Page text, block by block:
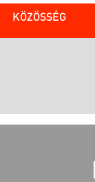
KÖZÖSSÉG